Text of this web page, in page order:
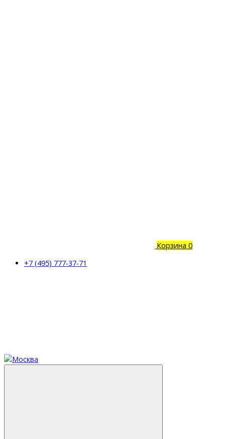
Корзина 0
+7 (495) 777-37-71